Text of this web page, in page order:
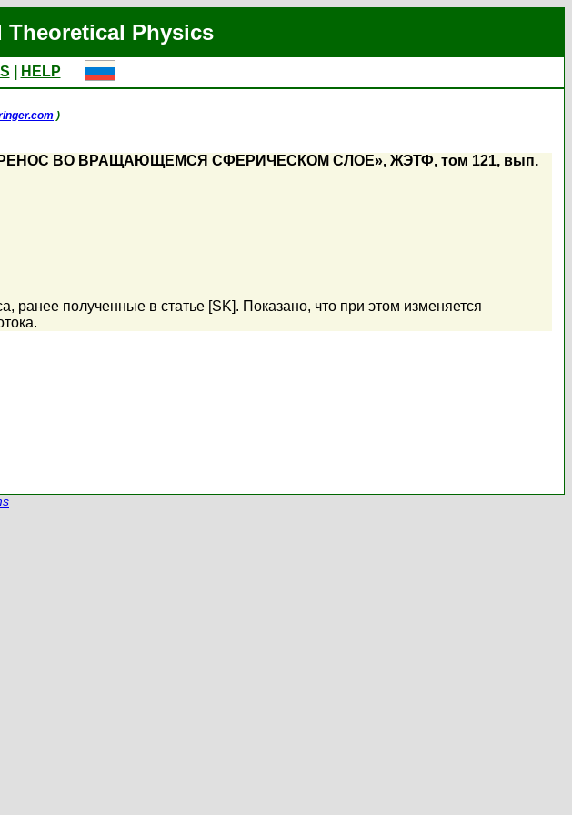
Physics
HELP
)
ВО ВРАЩАЮЩЕМСЯ СФЕРИЧЕСКОМ СЛОЕ», ЖЭТФ, том 121, вып.
полученные в статье [SK]. Показано, что при этом изменяется